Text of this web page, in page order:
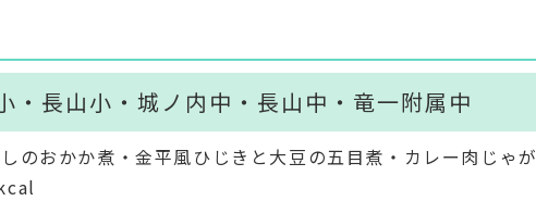
・長山小・城ノ内中・長山中・竜一附属中
のおかか煮・金平風ひじきと大豆の五目煮・カレー肉じゃが